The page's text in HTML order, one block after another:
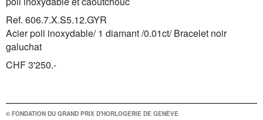
Ref. 606.7.X.S5.12.GYR
Acier poli inoxydable/ 1 diamant /0.01ct/ Bracelet noir
galuchat
CHF 3'250.-
© FONDATION DU GRAND PRIX D'HORLOGERIE DE GENÈVE